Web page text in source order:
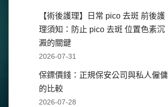
【術後護理】日常 pico 去斑 前後護
理須知：防止 pico 去斑 位置色素沉
澱的關鍵
2026-07-31
保鏢價錢：正規保安公司與私人僱傭
的比較
2026-07-28